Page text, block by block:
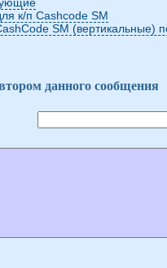
к/п Cashcode SM
SM (вертикальные)
данного сообщения